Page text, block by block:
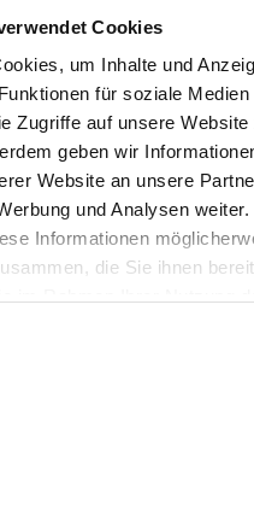
Cookies
um Inhalte und
für soziale Medien
Zugriffe auf unsere Website
geben wir
Website an unsere
und Analysen
Informationen
die Sie ihnen